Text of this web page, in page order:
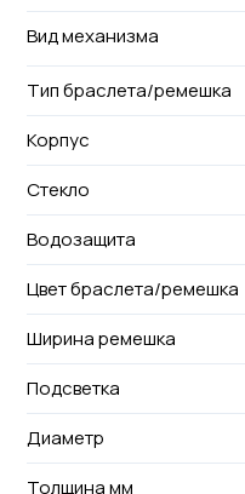
Вид механизма
Тип браслета/ремешка
Корпус
Стекло
Водозащита
Цвет браслета/ремешка
Ширина ремешка
Подсветка
Диаметр
Толщина мм